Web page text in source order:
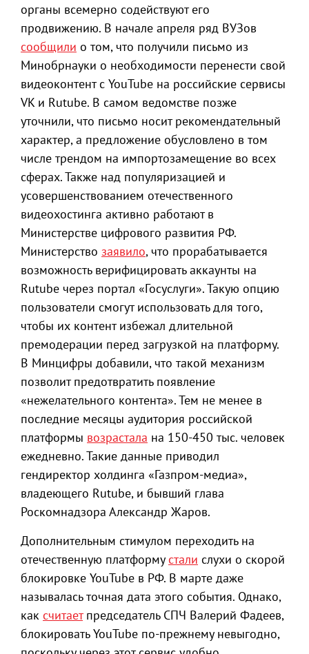
органы всемерно содействуют его
продвижению. В начале апреля ряд ВУЗов
сообщили о том, что получили письмо из
Минобрнауки о необходимости перенести свой
видеоконтент с YouTube на российские сервисы
VK и Rutube. В самом ведомстве позже
уточнили, что письмо носит рекомендательный
характер, а предложение обусловлено в том
числе трендом на импортозамещение во всех
сферах. Также над популяризацией и
усовершенствованием отечественного
видеохостинга активно работают в
Министерстве цифрового развития РФ.
Министерство заявило, что прорабатывается
возможность верифицировать аккаунты на
Rutube через портал «Госуслуги». Такую опцию
пользователи смогут использовать для того,
чтобы их контент избежал длительной
премодерации перед загрузкой на платформу.
В Минцифры добавили, что такой механизм
позволит предотвратить появление
«нежелательного контента». Тем не менее в
последние месяцы аудитория российской
платформы возрастала на 150-450 тыс. человек
ежедневно. Такие данные приводил
гендиректор холдинга «Газпром-медиа»,
владеющего Rutube, и бывший глава
Роскомнадзора Александр Жаров.
Дополнительным стимулом переходить на
отечественную платформу стали слухи о скорой
блокировке YouTube в РФ. В марте даже
называлась точная дата этого события. Однако,
как считаетпредседатель СПЧ Валерий Фадеев,
блокировать YouTube по-прежнему невыгодно,